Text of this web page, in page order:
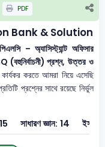
PDF
Bank & Solution
– অ্যাসিস্ট্যান্ট অফিসার
(বহুনির্বাচনী) প্রশ্ন, উত্তর ও
করতে আমরা নিয়ে এসেছি
প্রশ্নের সাথে রয়েছে নির্ভুল
সাধারণ জ্ঞান: 14 ইসলাম